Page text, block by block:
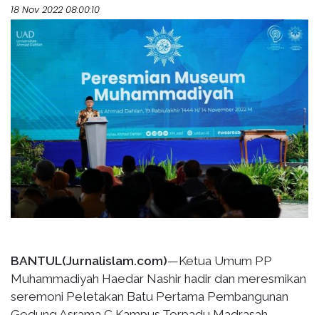
18 Nov 2022 08:00:10
BANTUL(Jurnalislam.com)—Ketua Umum PP
Muhammadiyah Haedar Nashir hadir dan meresmikan
seremoni Peletakan Batu Pertama Pembangunan